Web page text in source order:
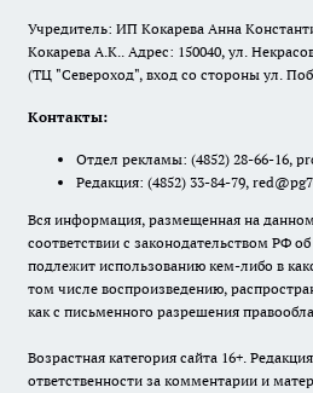
Учредитель: ИП Кокарева Анна
Кокарева А.К.. Адрес: 150040, ул.
(ТЦ "Североход", вход со стороны ул.
Контакты:
Отдел рекламы: (4852) 28-66-16,
Редакция: (4852) 33-84-79,
Вся информация, размещенная на данном
соответствии с законодательством РФ
подлежит использованию кем-либо в
том числе воспроизведению,
как с письменного разрешения
Возрастная категория сайта 16+.
ответственности за комментарии и